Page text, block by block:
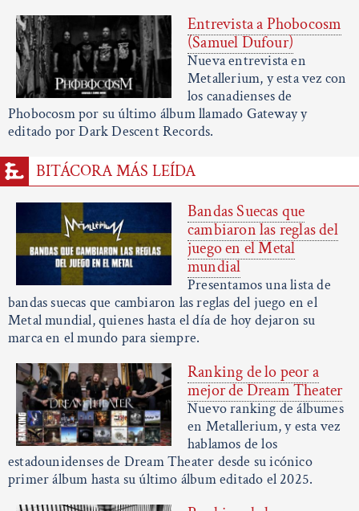
Entrevista a Phobocosm
(Samuel Dufour)
Nueva entrevista en
Metallerium, y esta vez con
los canadienses de
Phobocosm por su último álbum llamado Gateway y
editado por Dark Descent Records.
BITÁCORA MÁS LEÍDA
Bandas Suecas que
cambiaron las reglas del
juego en el Metal
mundial
Presentamos una lista de
bandas suecas que cambiaron las reglas del juego en el
Metal mundial, quienes hasta el día de hoy dejaron su
marca en el mundo para siempre.
Ranking de lo peor a
mejor de Dream Theater
Nuevo ranking de álbumes
en Metallerium, y esta vez
hablamos de los
estadounidenses de Dream Theater desde su icónico
primer álbum hasta su último álbum editado el 2025.